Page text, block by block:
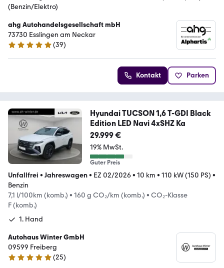
(Benzin/Elektro)
ahg Autohandelsgesellschaft mbH
73730 Esslingen am Neckar
4.9 Sterne
(39)
Kontakt Parken
Hyundai TUCSON 1,6 T-GDI Black
Edition LED Navi 4xSHZ Ka
29.999 €
19% MwSt.
Guter Preis
Unfallfrei • Jahreswagen• EZ 02/2026• 10 km • 110 kW (150 PS) •
Benzin
7,1 l/100km (komb.) • 160 g CO₂/km (komb.) • CO₂-Klasse
F (komb.)
1. Hand
Autohaus Winter GmbH
09599 Freiberg
4.9 Sterne
(25)